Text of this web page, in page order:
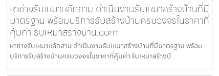
หาช่างรับเหมาหลักสาม ดำเนินงานรับเหมาสร้างบ้านที่มี
มาตรฐาน พร้อมบริการรับสร้างบ้านครบวงจรในราคาที่
คุ้มค่า รับเหมาสร้างบ้าน.com
หาช่างรับเหมาหลักสาม ดำเนินงานรับเหมาสร้างบ้านที่มีมาตรฐาน พร้อม
บริการรับสร้างบ้านครบวงจรในราคาที่คุ้มค่า รับเหมาสร้างบ้